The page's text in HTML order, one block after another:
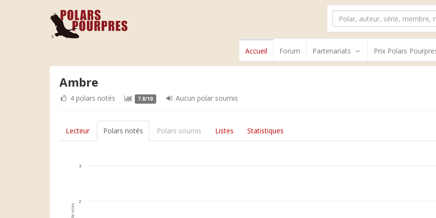
Accueil Forum Partenariats Prix Polars
Ambre
4 polars notés 7.8/10 Aucun polar soumis
Lecteur Polars notés Polars soumis Listes Statistiques
2
3